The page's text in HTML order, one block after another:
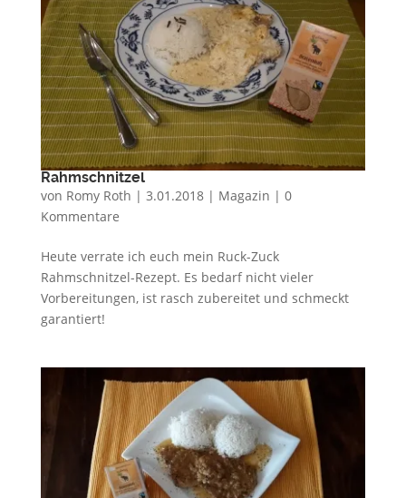
Rahmschnitzel
von Romy Roth | 3.01.2018| Magazin | 0
Kommentare
Heute verrate ich euch mein Ruck-Zuck
Rahmschnitzel-Rezept. Es bedarf nicht vieler
Vorbereitungen, ist rasch zubereitet und schmeckt
garantiert!